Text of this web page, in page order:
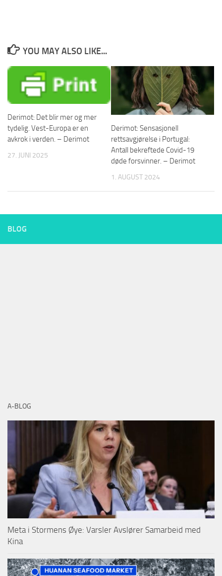
YOU MAY ALSO LIKE...
Derimot: Det blir mer og mer
tydelig. Vest-Europa er en
avkrok i verden. – Derimot
27. JUNI 2025
Derimot: Sensasjonell
rettsavgjørelse i Portugal:
Antall bekreftede Covid-19
døde forsvinner. – Derimot
1. AUGUST 2024
BLOG
A-BLOG
Meta i Stormens Øye: Varsler Avslører Samarbeid med
Kina